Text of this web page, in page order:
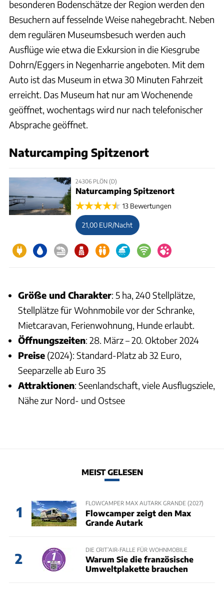
besonderen Bodenschätze der Region werden den
Besuchern auf fesselnde Weise nahegebracht. Neben
dem regulären Museumsbesuch werden auch
Ausflüge wie etwa die Exkursion in die Kiesgrube
Dohrn/Eggers in Negenharrie angeboten. Mit dem
Auto ist das Museum in etwa 30 Minuten Fahrzeit
erreicht. Das Museum hat nur am Wochenende
geöffnet, wochentags wird nur nach telefonischer
Absprache geöffnet.
Naturcamping Spitzenort
24306 PLÖN (D)
Naturcamping Spitzenort
13 Bewertungen
21,00 EUR/Nacht
Größe und Charakter: 5 ha, 240 Stellplätze,
Stellplätze für Wohnmobile vor der Schranke,
Mietcaravan, Ferienwohnung, Hunde erlaubt.
Öffnungszeiten: 28. März – 20. Oktober 2024
Preise (2024): Standard-Platz ab 32 Euro,
Seeparzelle ab Euro 35
Attraktionen: Seenlandschaft, viele Ausflugsziele,
Nähe zur Nord- und Ostsee
MEIST GELESEN
1
FLOWCAMPER MAX AUTARK GRANDE (2027)
Flowcamper zeigt den Max
Grande Autark
2
DIE CRIT’AIR-FALLE FÜR WOHNMOBILE
Warum Sie die französische
Umweltplakette brauchen